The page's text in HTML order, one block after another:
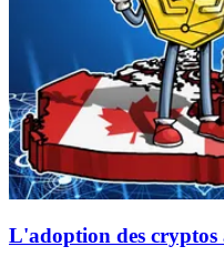
L'adoption des cryptos